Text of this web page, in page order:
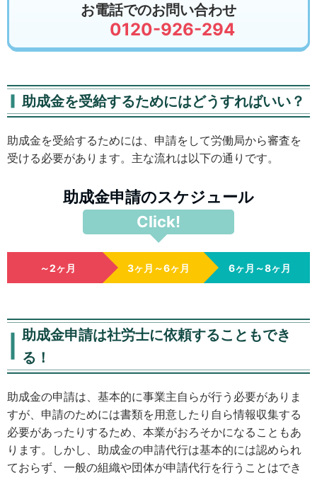
お電話でのお問い合わせ
0120-926-294
助成金を受給するためにはどうすればいい？
助成金を受給するためには、申請をして労働局から審査を
受ける必要があります。主な流れは以下の通りです。
助成金申請のスケジュール
～2ヶ月 3ヶ月～6ヶ月 6ヶ月～8ヶ月
助成金申請は社労士に依頼することもでき
る！
助成金の申請は、基本的に事業主自らが行う必要がありま
すが、申請のためには書類を用意したり自ら情報収集する
必要があったりするため、本業がおろそかになることもあ
ります。しかし、助成金の申請代行は基本的には認められ
ておらず、一般の組織や団体が申請代行を行うことはでき